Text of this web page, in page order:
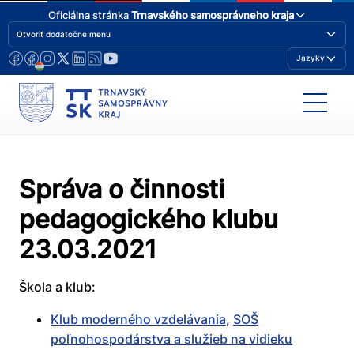
Oficiálna stránkaTrnavského samosprávneho kraja
Otvoriť dodatočne menu
Jazyky
Správa o činnosti
pedagogického klubu
23.03.2021
Škola a klub:
Klub moderného vzdelávania, SOŠ
poľnohospodárstva a služieb na vidieku